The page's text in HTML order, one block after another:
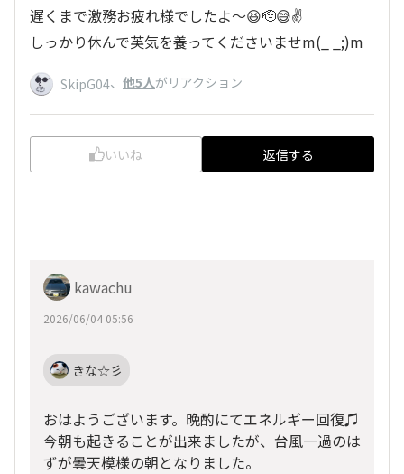
遅くまで激務お疲れ様でしたよ〜😆🫡😅✌️
しっかり休んで英気を養ってくださいませm(_ _;)m
SkipG04、 他5人がリアクション
いいね 返信する
kawachu
2026/06/04 05:56
きな☆彡
おはようございます。晩酌にてエネルギー回復♫
今朝も起きることが出来ましたが、台風一過のは
ずが曇天模様の朝となりました。